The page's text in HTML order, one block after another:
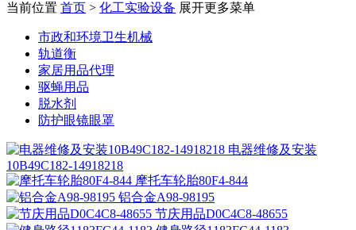
当前位置 首页 > 化工实验设备 展开更多菜单
市政和环境卫生机械
轨道衡
家居用品代理
驱蝇用品
脱水剂
防护眼镜眼罩
电器维修及安装
10B49C182-14918218
摩托车轮胎80F4-844
铝合金A98-98195
节庆用品D0C4C8-48655